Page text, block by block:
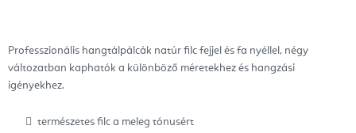
Professzionális hangtálpálcák natúr filc fejjel és fa nyéllel, négy
változatban kaphatók a különböző méretekhez és hangzási
igényekhez.
természetes filc a meleg tónusért